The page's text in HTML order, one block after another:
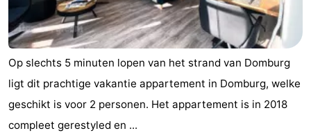
Op slechts 5 minuten lopen van het strand van Domburg
ligt dit prachtige vakantie appartement in Domburg, welke
geschikt is voor 2 personen. Het appartement is in 2018
compleet gerestyled en ...